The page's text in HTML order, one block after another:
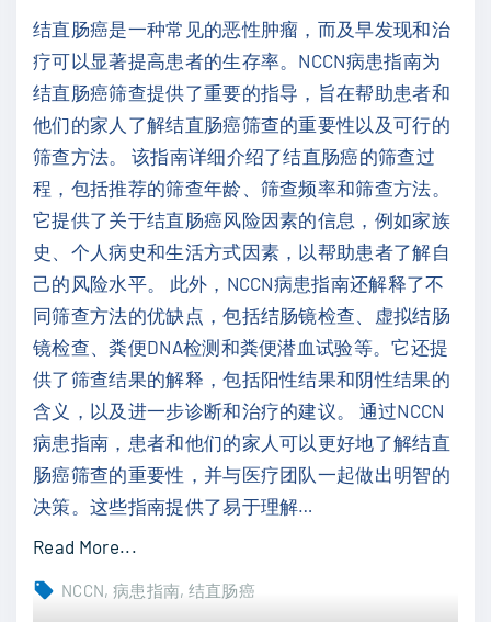
：
多
发
性
骨
髓
瘤
（
2
0
2
3
）
中
文
"
结直肠癌是一种常见的恶性肿瘤，而及早发现和治
疗可以显著提高患者的生存率。NCCN病患指南为
结直肠癌筛查提供了重要的指导，旨在帮助患者和
他们的家人了解结直肠癌筛查的重要性以及可行的
筛查方法。 该指南详细介绍了结直肠癌的筛查过
程，包括推荐的筛查年龄、筛查频率和筛查方法。
它提供了关于结直肠癌风险因素的信息，例如家族
史、个人病史和生活方式因素，以帮助患者了解自
己的风险水平。 此外，NCCN病患指南还解释了不
同筛查方法的优缺点，包括结肠镜检查、虚拟结肠
镜检查、粪便DNA检测和粪便潜血试验等。它还提
供了筛查结果的解释，包括阳性结果和阴性结果的
含义，以及进一步诊断和治疗的建议。 通过NCCN
病患指南，患者和他们的家人可以更好地了解结直
肠癌筛查的重要性，并与医疗团队一起做出明智的
决策。这些指南提供了易于理解…
Read More..."
N
NCCN 病患指南 结直肠癌